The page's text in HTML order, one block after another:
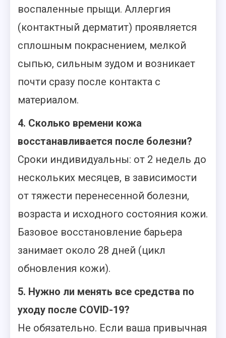
воспаленные прыщи. Аллергия
(контактный дерматит) проявляется
сплошным покраснением, мелкой
сыпью, сильным зудом и возникает
почти сразу после контакта с
материалом.
4. Сколько времени кожа
восстанавливается после болезни?
Сроки индивидуальны: от 2 недель до
нескольких месяцев, в зависимости
от тяжести перенесенной болезни,
возраста и исходного состояния кожи.
Базовое восстановление барьера
занимает около 28 дней (цикл
обновления кожи).
5. Нужно ли менять все средства по
уходу после COVID-19?
Не обязательно. Если ваша привычная